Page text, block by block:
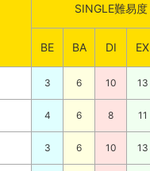
SINGLE難易度
BE BA DI EX
3 6 10 13
4 6 8 11
3 6 10 13